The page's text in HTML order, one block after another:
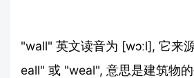
"wall" 英文读音为 [wɔːl], 它来
eall" 或 "weal", 意思是建筑物的